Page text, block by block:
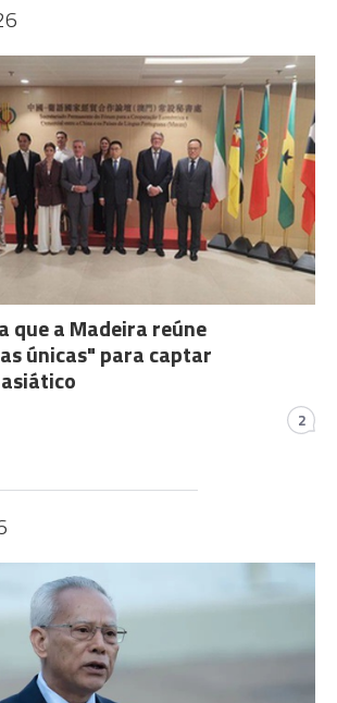
que a Madeira reúne
únicas" para captar
2